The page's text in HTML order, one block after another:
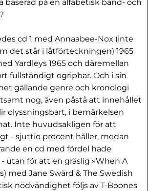
baserad på en alfabetisk band- och
cd 1 med Annaabee-Nox (inte
det står i låtförteckningen) 1965
Yardleys 1965 och däremellan
fullständigt ogripbar. Och i sin
gällande genre och kronologi
nog, även påstå att innehållet
olyssningsbart, i bemärkelsen
Inte huvudsakligen för att
- sjuttio procent håller, medan
en cd med fördel hade
utan för att en gräslig »When A
med Jane Swärd & The Swedish
nödvändighet följs av T-Boones